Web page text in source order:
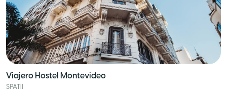
Viajero Hostel Montevideo
SPATII